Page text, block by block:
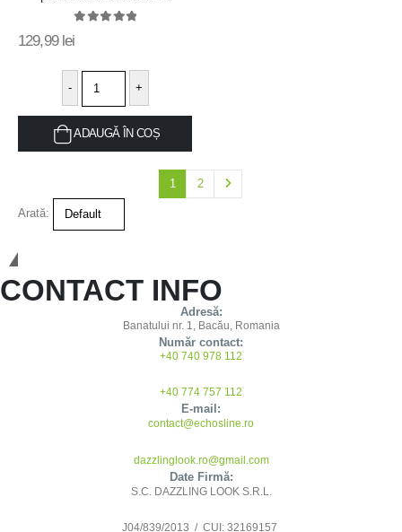
129,99 lei
- +
ADAUGĂ ÎN COȘ
1 2
Arată:
CONTACT INFO
Adresă:
Banatului nr. 1, Bacău, Romania
Număr contact:
+40 740 978 112
+40 774 757 112
E-mail:
contact@echosline.ro
dazzlinglook.ro@gmail.com
Date Firmă:
S.C. DAZZLING LOOK S.R.L.
J04/839/2013 / CUI: 32169157